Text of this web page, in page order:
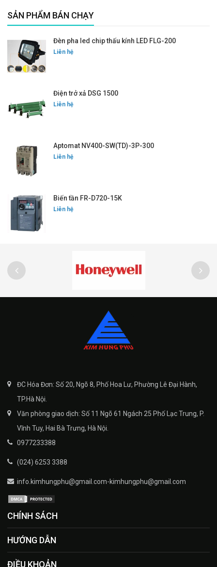
SẢN PHẨM BÁN CHẠY
Đèn pha led chip thấu kính LED FLG-200
Liên hệ
Điện trở xả DSG 1500
Liên hệ
Aptomat NV400-SW(TD)-3P-300
Liên hệ
Biến tần FR-D720-15K
Liên hệ
ĐC Hóa Đơn: Số 20, Ngõ 8, Phố Hoa Lư, Phường Lê Đại Hành,
TP.Hà Nội.
Văn phòng giao dịch: Số 11 Ngõ 61 Ngách 25 Phố Lạc Trung, P.
Vĩnh Tuy, Hai Bà Trưng, Hà Nội.
0977233388
(024) 6253 3388
info.kimhungphu@gmail.com-kimhungphu@gmail.com
CHÍNH SÁCH
HƯỚNG DẪN
ĐIỀU KHOẢN